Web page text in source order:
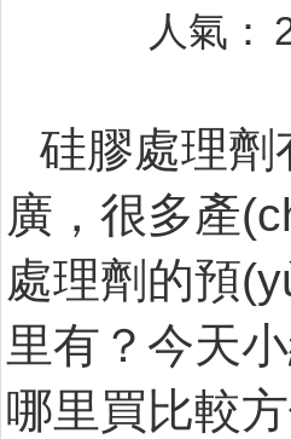
人氣：
硅膠處理劑
廣，很多
處理劑的預(yù)
里有？
哪里買比較方